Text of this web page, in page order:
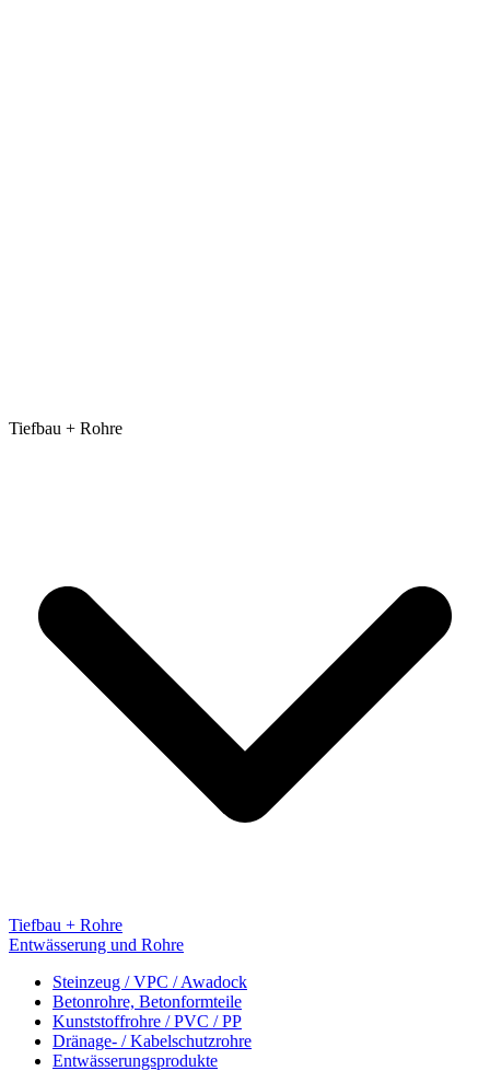
Tiefbau + Rohre
Tiefbau + Rohre
Entwässerung und Rohre
Steinzeug / VPC / Awadock
Betonrohre, Betonformteile
Kunststoffrohre / PVC / PP
Dränage- / Kabelschutzrohre
Entwässerungsprodukte